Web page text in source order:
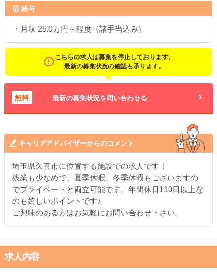
給与
・月収 25.0万円～程度（諸手当込み）
こちらの求人は募集を停止しております。
最新の募集状況の確認も承ります。
無料 最新の募集状況を問い合わせる
キャリアアドバイザーからのコメント
埼玉県久喜市に位置する施設での求人です！
残業も少なめで、夏季休暇、冬季休暇もございますの
でプライベートと両立可能です。年間休日110日以上な
のも嬉しいポイントです♪
ご興味のある方はお気軽にお問い合わせ下さい。
求人内容